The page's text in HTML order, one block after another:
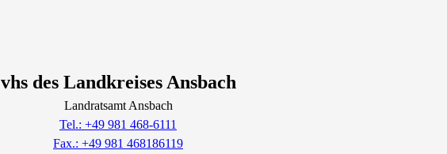
vhs des Landkreises Ansbach
Landratsamt Ansbach
Tel.: +49 981 468-6111
Fax.: +49 981 468186119